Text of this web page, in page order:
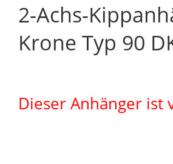
2-Achs-
Krone Typ 90
Dieser Anhänger ist